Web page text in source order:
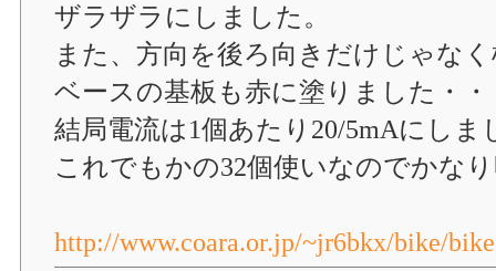
ザラザラにしました。
また、方向を後ろ向きだけじゃな
ベースの基板も赤に塗りました・・
結局電流は1個あたり20/5mAにしま
これでもかの32個使いなのでかな
http://www.coara.or.jp/~jr6bkx/bike/